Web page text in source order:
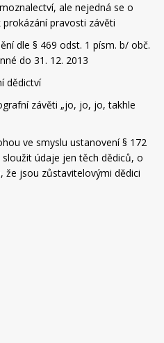
ale nejedná se o
pravosti závěti
dle § 469 odst. 1 písm. b/ obč.
do 31. 12. 2013
dědictví
závěti „jo, jo, jo, takhle
ve smyslu ustanovení § 172
sloužit údaje jen těch dědiců, o
že jsou zůstavitelovými dědici